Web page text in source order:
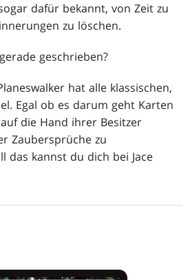
dafür bekannt, von Zeit zu
zu löschen.
geschrieben?
hat alle klassischen,
Egal ob es darum geht Karten
die Hand ihrer Besitzer
Zaubersprüche zu
das kannst du dich bei Jace